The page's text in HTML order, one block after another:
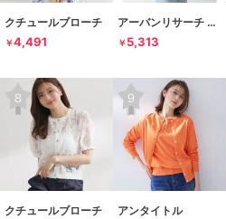
クチュールブローチ
￥4,491
アーバンリサーチ サニーレーベル
￥ 5,313
クチュールブローチ アンタイトル